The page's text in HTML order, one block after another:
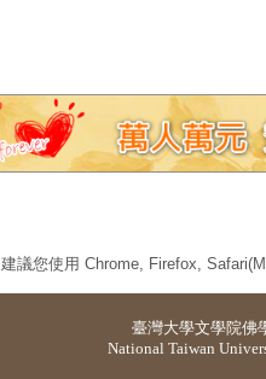
建議您使用 Chrome, Firefox,
臺灣大學文學院佛
National Taiwan